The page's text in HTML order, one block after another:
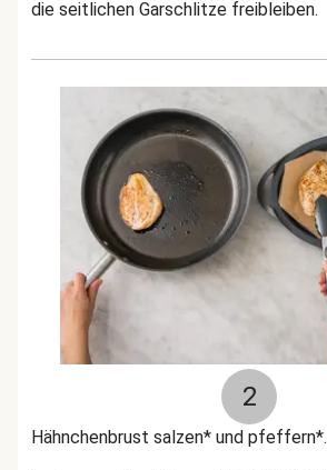
die seitlichen Garschlitze freibleiben.
2
Hähnchenbrust salzen* und pfeffern*.